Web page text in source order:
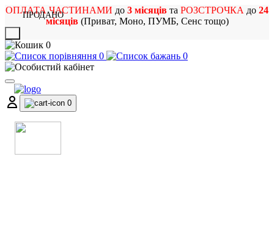
ОПЛАТА ЧАСТИНАМИ до 3 місяців та РОЗСТРОЧКА до 24
місяців(Приват, Моно, ПУМБ, Сенс тощо)
0
0
0
0
ПРОДАНО